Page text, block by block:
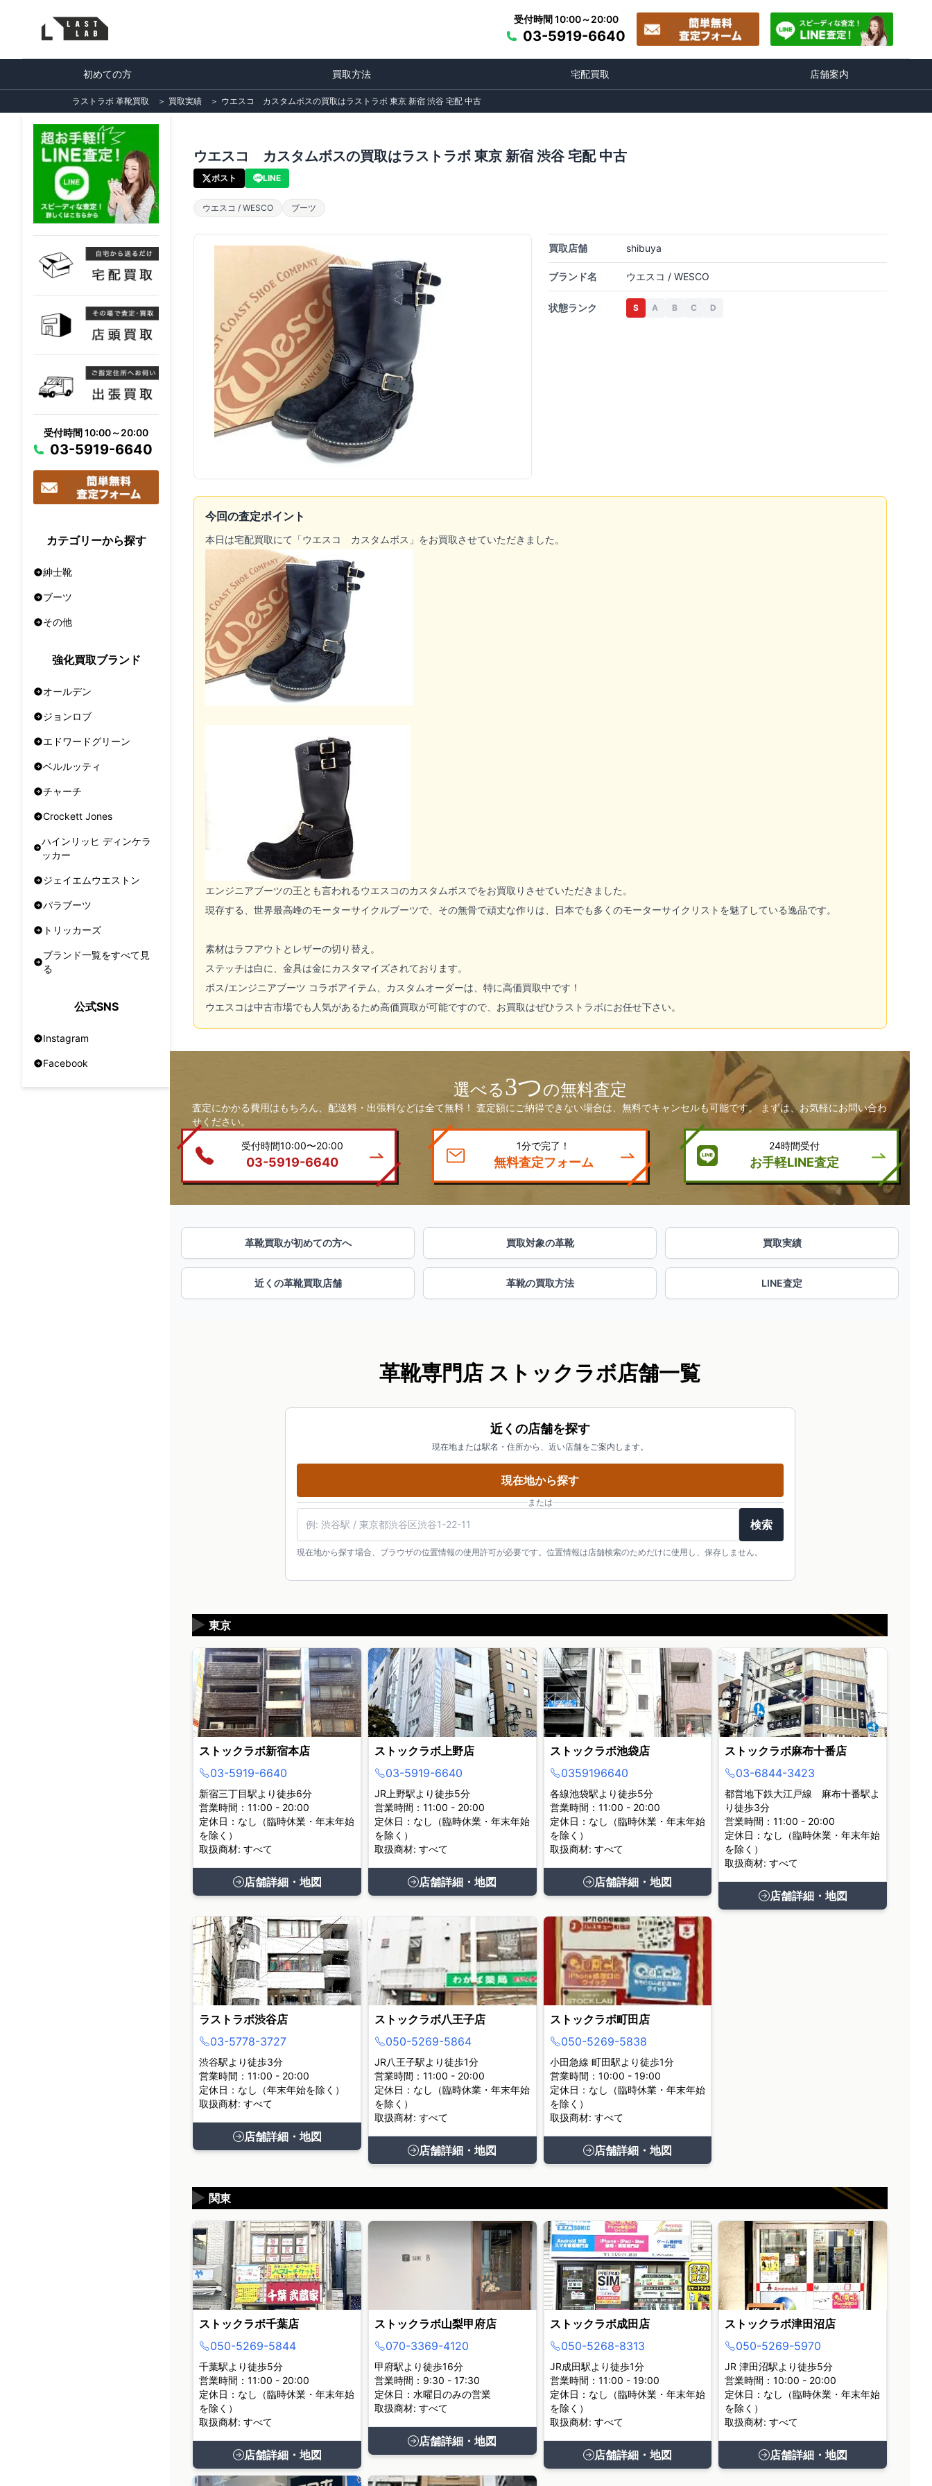
受付時間 10:00～20:00
03-5919-6640
初めての方 買取方法 宅配買取 店舗案内
ラストラボ 革靴買取 ＞ 買取実績 ＞ ウエスコ カスタムボスの買取はラストラボ 東京 新宿 渋谷 宅配 中古
受付時間 10:00～20:00
03-5919-6640
カテゴリーから探す
紳士靴
ブーツ
その他
強化買取ブランド
オールデン
ジョンロブ
エドワードグリーン
ベルルッティ
チャーチ
Crockett Jones
ハインリッヒ ディンケラ
ッカー
ジェイエムウエストン
パラブーツ
トリッカーズ
ブランド一覧をすべて見
る
公式SNS
Instagram
Facebook
ウエスコ カスタムボスの買取はラストラボ 東京 新宿 渋谷 宅配 中古
ポスト LINE
ウエスコ / WESCO ブーツ
買取店舗 shibuya
ブランド名 ウエスコ / WESCO
状態ランク S A B C D
今回の査定ポイント
本日は宅配買取にて「ウエスコ カスタムボス」をお買取させていただきました。
エンジニアブーツの王とも言われるウエスコのカスタムボスでをお買取りさせていただきました。
現存する、世界最高峰のモーターサイクルブーツで、その無骨で頑丈な作りは、日本でも多くのモーターサイクリストを魅了している逸品です。
素材はラフアウトとレザーの切り替え。
ステッチは白に、金具は金にカスタマイズされております。
ボス/エンジニアブーツ コラボアイテム、カスタムオーダーは、特に高価買取中です！
ウエスコは中古市場でも人気があるため高価買取が可能ですので、お買取はぜひラストラボにお任せ下さい。
選べる3つの無料査定
査定にかかる費用はもちろん、配送料・出張料などは全て無料！ 査定額にご納得できない場合は、無料でキャンセルも可能です。 まずは、お気軽にお問い合わ
せください。
受付時間10:00〜20:00
03-5919-6640
1分で完了！
無料査定フォーム
24時間受付
お手軽LINE査定
革靴買取が初めての方へ 買取対象の革靴 買取実績
近くの革靴買取店舗 革靴の買取方法 LINE査定
革靴専門店 ストックラボ店舗一覧
近くの店舗を探す
現在地または駅名・住所から、近い店舗をご案内します。
現在地から探す
または
検索
現在地から探す場合、ブラウザの位置情報の使用許可が必要です。位置情報は店舗検索のためだけに使用し、保存しません。
東京
▶
ストックラボ新宿本店
03-5919-6640
新宿三丁目駅より徒歩6分
営業時間：11:00 - 20:00
定休日：なし（臨時休業・年末年始
を除く）
取扱商材: すべて
店舗詳細・地図
ストックラボ上野店
03-5919-6640
JR上野駅より徒歩5分
営業時間：11:00 - 20:00
定休日：なし（臨時休業・年末年始
を除く）
取扱商材: すべて
店舗詳細・地図
ストックラボ池袋店
0359196640
各線池袋駅より徒歩5分
営業時間：11:00 - 20:00
定休日：なし（臨時休業・年末年始
を除く）
取扱商材: すべて
店舗詳細・地図
ストックラボ麻布十番店
03-6844-3423
都営地下鉄大江戸線 麻布十番駅よ
り徒歩3分
営業時間：11:00 - 20:00
定休日：なし（臨時休業・年末年始
を除く）
取扱商材: すべて
店舗詳細・地図
ラストラボ渋谷店
03-5778-3727
渋谷駅より徒歩3分
営業時間：11:00 - 20:00
定休日：なし（年末年始を除く）
取扱商材: すべて
店舗詳細・地図
ストックラボ八王子店
050-5269-5864
JR八王子駅より徒歩1分
営業時間：11:00 - 20:00
定休日：なし（臨時休業・年末年始
を除く）
取扱商材: すべて
店舗詳細・地図
ストックラボ町田店
050-5269-5838
小田急線 町田駅より徒歩1分
営業時間：10:00 - 19:00
定休日：なし（臨時休業・年末年始
を除く）
取扱商材: すべて
店舗詳細・地図
関東
▶
ストックラボ千葉店
050-5269-5844
千葉駅より徒歩5分
営業時間：11:00 - 20:00
定休日：なし（臨時休業・年末年始
を除く）
取扱商材: すべて
店舗詳細・地図
ストックラボ山梨甲府店
070-3369-4120
甲府駅より徒歩16分
営業時間：9:30 - 17:30
定休日：水曜日のみの営業
取扱商材: すべて
店舗詳細・地図
ストックラボ成田店
050-5268-8313
JR成田駅より徒歩1分
営業時間：11:00 - 19:00
定休日：なし（臨時休業・年末年始
を除く）
取扱商材: すべて
店舗詳細・地図
ストックラボ津田沼店
050-5269-5970
JR 津田沼駅より徒歩5分
営業時間：10:00 - 20:00
定休日：なし（臨時休業・年末年始
を除く）
取扱商材: すべて
店舗詳細・地図